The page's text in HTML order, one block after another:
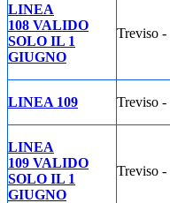
LINEA
108 VALIDO
SOLO IL 1
GIUGNO
Treviso
LINEA 109 Treviso -
LINEA
109 VALIDO
SOLO IL 1
GIUGNO
Treviso -